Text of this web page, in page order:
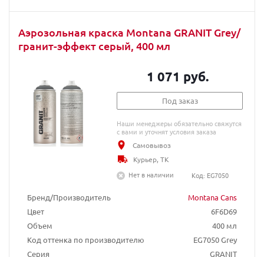
Аэрозольная краска Montana GRANIT Grey/
гранит-эффект серый, 400 мл
Бренд/Производитель
Montana Cans
Цвет
6F6D69
Объем
400 мл
Код оттенка по производителю
EG7050 Grey
Серия
GRANIT
1 071 руб.
Под заказ
Наши менеджеры обязательно свяжутся
с вами и уточнят условия заказа
Самовывоз
Курьер, ТК
Нет в наличии
Код: EG7050